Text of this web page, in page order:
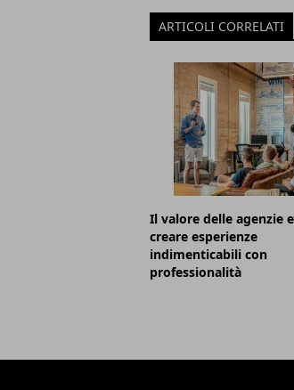
ARTICOLI CORRELATI
Il valore delle agenzie
creare esperienze
indimenticabili con
professionalità